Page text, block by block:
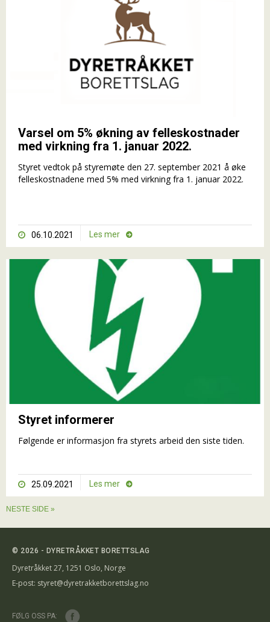
Varsel om 5% økning av felleskostnader
med virkning fra 1. januar 2022.
Styret vedtok på styremøte den 27. september 2021 å øke
felleskostnadene med 5% med virkning fra 1. januar 2022.
 06.10.2021 Les mer 
Styret informerer
Følgende er informasjon fra styrets arbeid den siste tiden.
 25.09.2021 Les mer 
NESTE SIDE »
© 2026 - DYRETRÅKKET BORETTSLAG
Dyretråkket 27, 1251 Oslo, Norge
E-post: styret@dyretrakketborettslag.no
FØLG OSS PA: